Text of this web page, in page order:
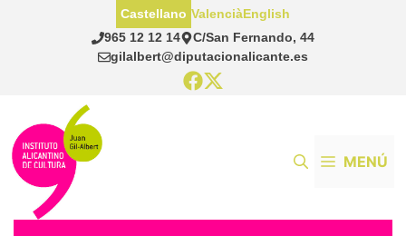
965 12 12 14
C/San Fernando, 44
gilalbert@diputacionalicante.es
Castellano ValenciàEnglish
MENÚ